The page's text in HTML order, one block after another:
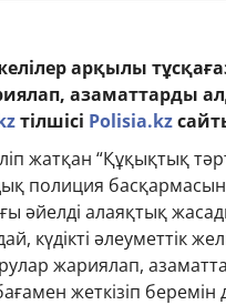
арқылы
азаматтарды
тілшісі Polisia.kz
жатқан “Құқықтық
полиция
әйелді алаяқтық
күдікті әлеуметтік
жариялап,
жеткізіп беремін